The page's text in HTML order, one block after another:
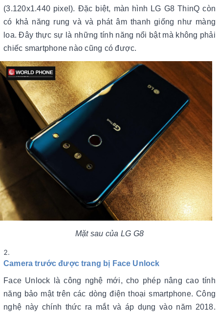
(3.120x1.440 pixel). Đặc biệt, màn hình LG G8 ThinQ còn
có khả năng rung và và phát âm thanh giống như màng
loa. Đây thực sự là những tính năng nổi bật mà không phải
chiếc smartphone nào cũng có được.
Mặt sau của LG G8
Camera trước được trang bị Face Unlock
Face Unlock là công nghệ mới, cho phép nâng cao tính
năng bảo mật trên các dòng điện thoại smartphone. Công
nghệ này chính thức ra mắt và áp dụng vào năm 2018.